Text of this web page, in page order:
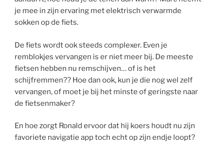
je mee in zijn ervaring met elektrisch verwarmde
sokken op de fiets.
De fiets wordt ook steeds complexer. Even je
remblokjes vervangen is er niet meer bij. De meeste
fietsen hebben nu remschijven… of is het
schijfremmen?? Hoe dan ook, kun je die nog wel zelf
vervangen, of moet je bij het minste of geringste naar
de fietsenmaker?
En hoe zorgt Ronald ervoor dat hij koers houdt nu zijn
favoriete navigatie app toch echt op zijn endje loopt?